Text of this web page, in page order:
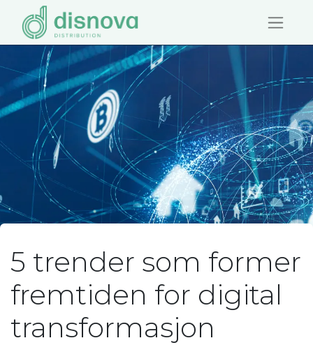
5 trender som former
fremtiden for digital
transformasjon